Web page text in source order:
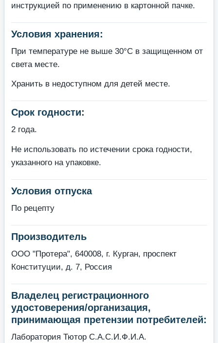
инструкцией по применению в картонной пачке.
Условия хранения:
При температуре не выше 30°С в защищенном от
света месте.
Хранить в недоступном для детей месте.
Срок годности:
2 года.
Не использовать по истечении срока годности,
указанного на упаковке.
Условия отпуска
По рецепту
Производитель
ООО "Протера", 640008, г. Курган, проспект
Конституции, д. 7, Россия
Владелец регистрационного
удостоверения/организация,
принимающая претензии потребителей:
Лаборатория Тютор С.А.С.И.Ф.И.А.